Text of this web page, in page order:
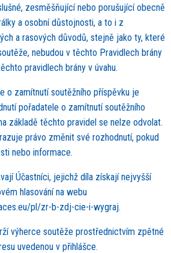
é, zesměšňující nebo porušující obecně
a osobní důstojnosti, a to i z
a rasových důvodů, stejně jako ty, které
nebudou v těchto Pravidlech brány
pravidlech brány v úvahu.
o zamítnutísoutěžního příspěvku je
pořadatele o zamítnutísoutěžního
základě těchto pravidel se nelze odvolat.
právo změnit své rozhodnutí, pokud
nebo informace.
Účastníci, jejichž díla získají nejvyšší
ém hlasování na webu
pl/zr-b-zdj-cie-i-wygraj.
výherce soutěže prostřednictvím zpětné
uvedenou v přihlášce.